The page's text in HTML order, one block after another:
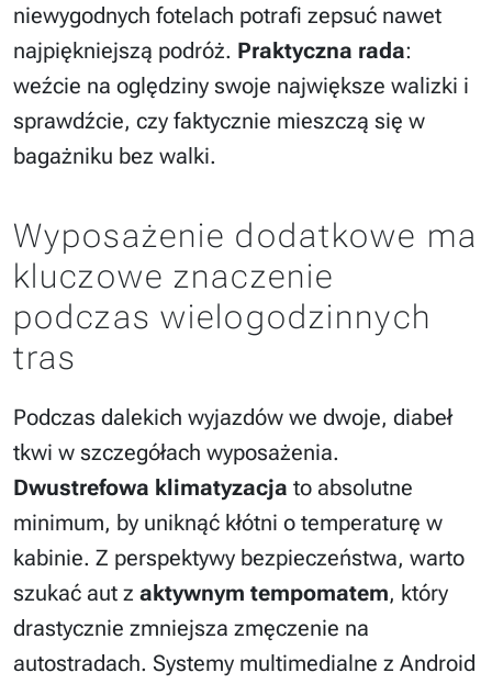
niewygodnych fotelach potrafi zepsuć nawet
najpiękniejszą podróż. Praktyczna rada:
weźcie na oględziny swoje największe walizki i
sprawdźcie, czy faktycznie mieszczą się w
bagażniku bez walki.
Wyposażenie dodatkowe ma
kluczowe znaczenie
podczas wielogodzinnych
tras
Podczas dalekich wyjazdów we dwoje, diabeł
tkwi w szczegółach wyposażenia.
Dwustrefowa klimatyzacja to absolutne
minimum, by uniknąć kłótni o temperaturę w
kabinie. Z perspektywy bezpieczeństwa, warto
szukać aut z aktywnym tempomatem, który
drastycznie zmniejsza zmęczenie na
autostradach. Systemy multimedialne z Android